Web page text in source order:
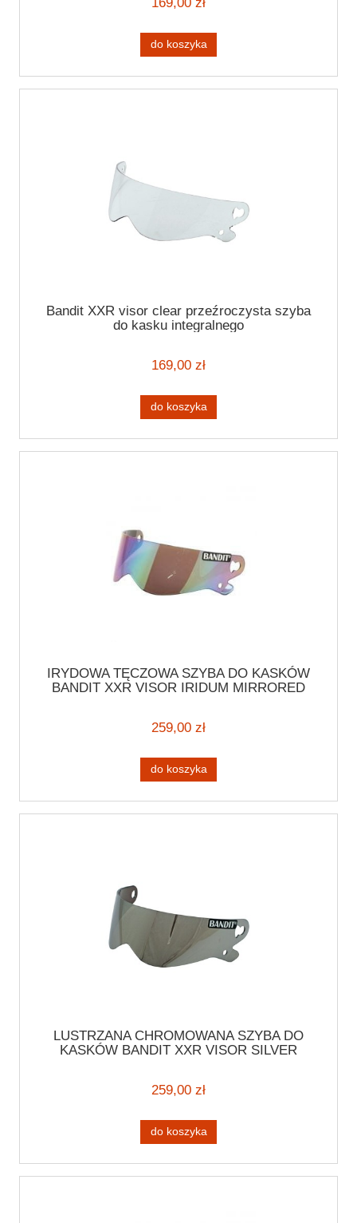
do koszyka
Bandit XXR visor clear przeźroczysta szyba
do kasku integralnego
169,00 zł
do koszyka
IRYDOWA TĘCZOWA SZYBA DO KASKÓW
BANDIT XXR VISOR IRIDUM MIRRORED
259,00 zł
do koszyka
LUSTRZANA CHROMOWANA SZYBA DO
KASKÓW BANDIT XXR VISOR SILVER
259,00 zł
do koszyka